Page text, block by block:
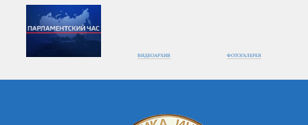
ВИДЕОАРХИВ ФОТОГАЛЕРЕЯ